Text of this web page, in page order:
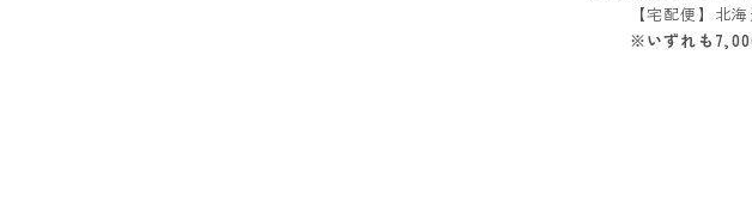
【宅配便】北
※いずれも